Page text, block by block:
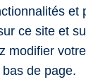
sont instituées
à
au
mandats
et
ce site et
modifier
de page.